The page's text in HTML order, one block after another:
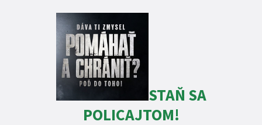
STAŇ SA
POLICAJTOM!